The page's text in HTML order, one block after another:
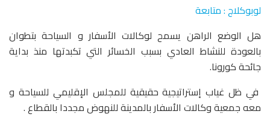
لوبوكلاج : متابعة
هل الوضع الراهن يسمح لوكالات الأسفار و السياحة بتطوان
بالعودة للنشاط العادي بسبب الخسائر التي تكبدتها منذ بداية
جائحة كورونا.
في ظل غياب إستراتيجية حقيقية للمجلس الإقليمي للسياحة و
معه جمعية وكالات الأسفار بالمدينة للنهوض مجددا بالقطاع .